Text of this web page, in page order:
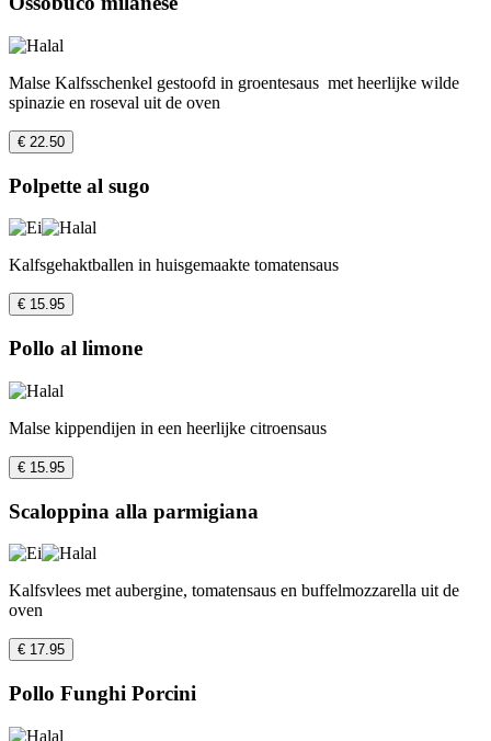
Malse Kalfsschenkel gestoofd in groentesaus met heerlijke wilde
spinazie en roseval uit de oven
€ 22.50
Polpette al sugo
Kalfsgehaktballen in huisgemaakte tomatensaus
€ 15.95
Pollo al limone
Malse kippendijen in een heerlijke citroensaus
€ 15.95
Scaloppina alla parmigiana
Kalfsvlees met aubergine, tomatensaus en buffelmozzarella uit de
oven
€ 17.95
Pollo Funghi Porcini